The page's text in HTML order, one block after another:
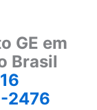
GE em
Brasil
2476